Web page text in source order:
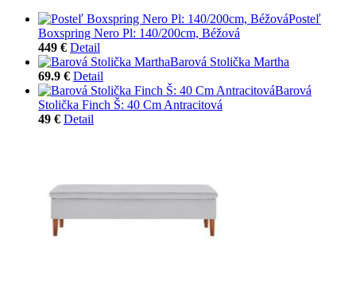
Posteľ
Boxspring Nero Pl: 140/200cm, Béžová
449 € Detail
Barová Stolička Martha
69.9 € Detail
Barová
Stolička Finch Š: 40 Cm Antracitová
49 € Detail